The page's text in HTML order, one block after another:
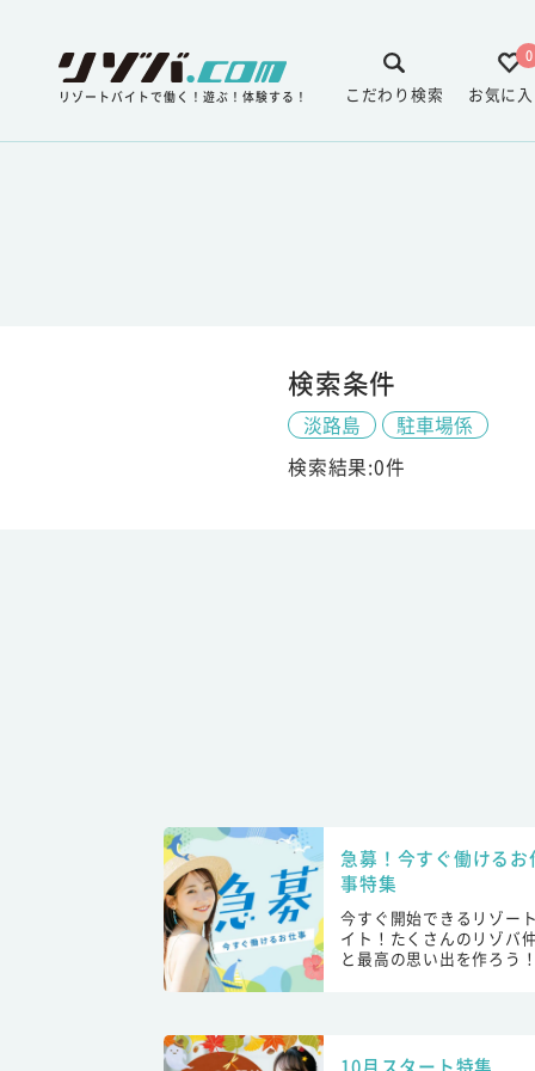
リゾートバイトで働く！遊ぶ！体験する！
0
お気に
こだわり検索
検索条件
淡路島
駐車場係
検索結果:0件
急募！今すぐ働けるお
事特集
今すぐ開始できるリゾー
イト！たくさんのリゾバ
と最高の思い出を作ろう
10月スタート特集